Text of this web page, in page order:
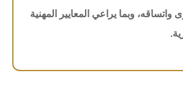
وبما يراعي المعايير المهنية